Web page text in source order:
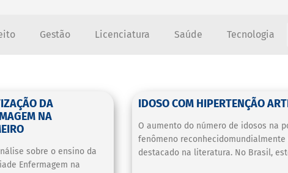
Gestão Licenciatura Saúde Tecnologia
DA
NA
sobre o ensino da
Enfermagem na
IDOSO COM HIPERTENÇÃO
O aumento do número de idosos na
fenômeno
destacado na literatura. No Brasil,